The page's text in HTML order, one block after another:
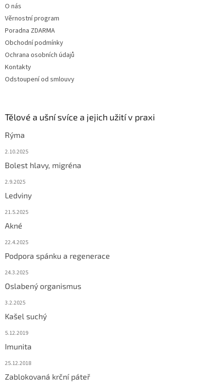
O nás
Věrnostní program
Poradna ZDARMA
Obchodní podmínky
Ochrana osobních údajů
Kontakty
Odstoupení od smlouvy
Tělové a ušní svíce a jejich užití v praxi
Rýma
2.10.2025
Bolest hlavy, migréna
2.9.2025
Ledviny
21.5.2025
Akné
22.4.2025
Podpora spánku a regenerace
24.3.2025
Oslabený organismus
3.2.2025
Kašel suchý
5.12.2019
Imunita
25.12.2018
Zablokovaná krční páteř